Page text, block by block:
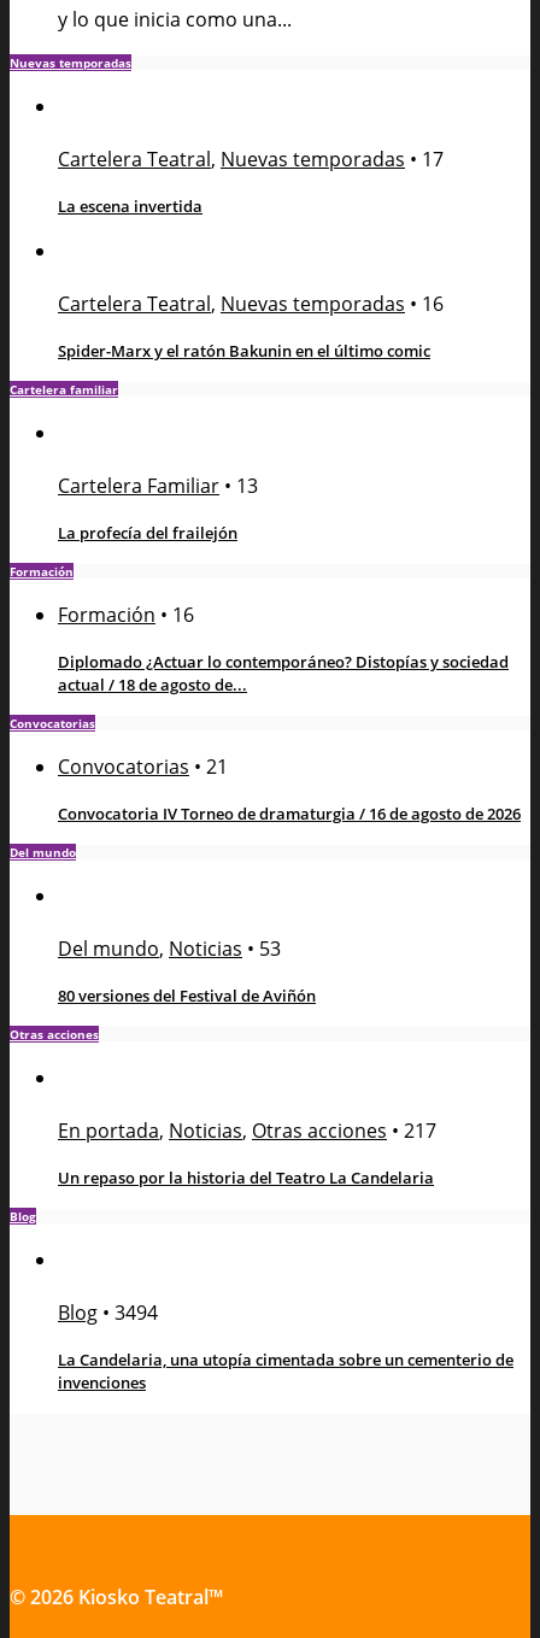
y lo que inicia como una...
Nuevas temporadas
Cartelera Teatral, Nuevas temporadas • 17
La escena invertida
Cartelera Teatral, Nuevas temporadas • 16
Spider-Marx y el ratón Bakunin en el último comic
Cartelera familiar
Cartelera Familiar • 13
La profecía del frailejón
Formación
Formación • 16
Diplomado ¿Actuar lo contemporáneo? Distopías y sociedad
actual / 18 de agosto de...
Convocatorias
Convocatorias • 21
Convocatoria IV Torneo de dramaturgia / 16 de agosto de 2026
Del mundo
Del mundo, Noticias • 53
80 versiones del Festival de Aviñón
Otras acciones
En portada, Noticias, Otras acciones • 217
Un repaso por la historia del Teatro La Candelaria
Blog
Blog • 3494
La Candelaria, una utopía cimentada sobre un cementerio de
invenciones
© 2026 Kiosko Teatral™